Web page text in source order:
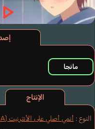
الإنتاج
النوع : أنمي أصلي على الأنترنيت (ONA|أونا)
مانجا